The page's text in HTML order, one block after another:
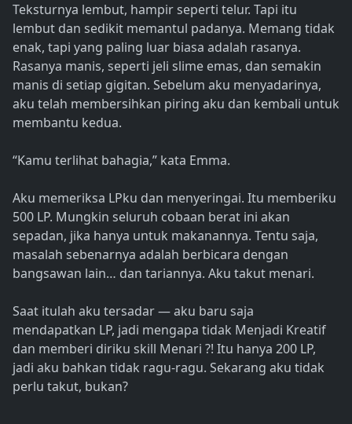
Teksturnya lembut, hampir seperti telur. Tapi itu
lembut dan sedikit memantul padanya. Memang tidak
enak, tapi yang paling luar biasa adalah rasanya.
Rasanya manis, seperti jeli slime emas, dan semakin
manis di setiap gigitan. Sebelum aku menyadarinya,
aku telah membersihkan piring aku dan kembali untuk
membantu kedua.
“Kamu terlihat bahagia,” kata Emma.
Aku memeriksa LPku dan menyeringai. Itu memberiku
500 LP. Mungkin seluruh cobaan berat ini akan
sepadan, jika hanya untuk makanannya. Tentu saja,
masalah sebenarnya adalah berbicara dengan
bangsawan lain… dan tariannya. Aku takut menari.
Saat itulah aku tersadar — aku baru saja
mendapatkan LP, jadi mengapa tidak Menjadi Kreatif
dan memberi diriku skill Menari ?! Itu hanya 200 LP,
jadi aku bahkan tidak ragu-ragu. Sekarang aku tidak
perlu takut, bukan?